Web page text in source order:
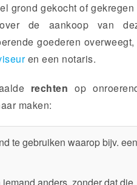
grond gekocht of gekregen
de aankoop van
goederen
en een notaris.
rechten op
maken:
te gebruiken waarop bijv. een